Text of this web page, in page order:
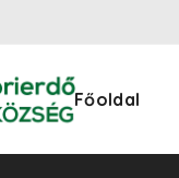
Főoldal